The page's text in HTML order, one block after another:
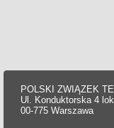
POLSKI ZWIĄZEK
Ul. Konduktorska 4
00-775 Warszawa